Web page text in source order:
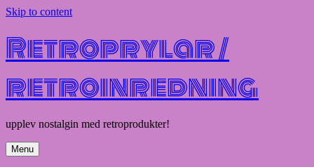
Skip to content
Retroprylar /
retroinredning
upplev nostalgin med retroprodukter!
Menu